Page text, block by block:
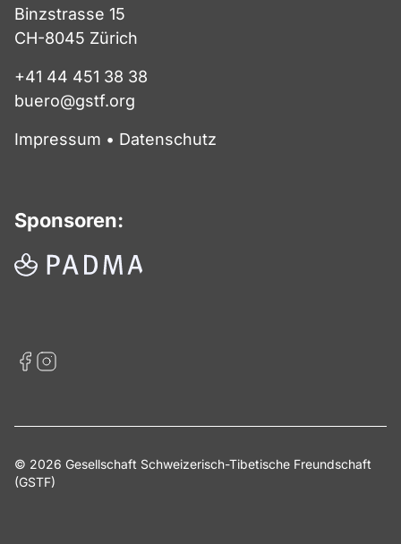
Binzstrasse 15
CH-8045 Zürich
+41 44 451 38 38
buero@gstf.org
Impressum • Datenschutz
Sponsoren:
© 2026 Gesellschaft Schweizerisch-Tibetische Freundschaft
(GSTF)